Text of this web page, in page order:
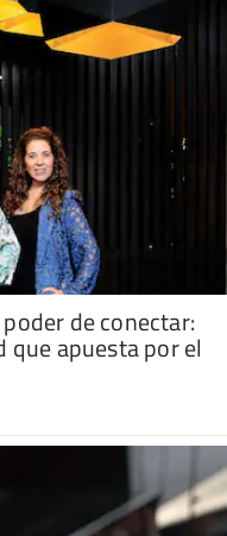
poder de conectar:
que apuesta por el